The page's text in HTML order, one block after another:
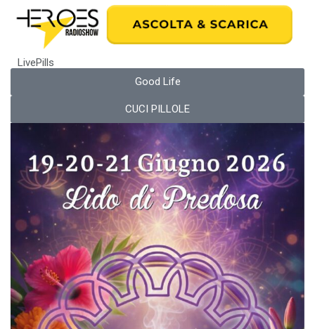
LivePills
Good Life
CUCI PILLOLE